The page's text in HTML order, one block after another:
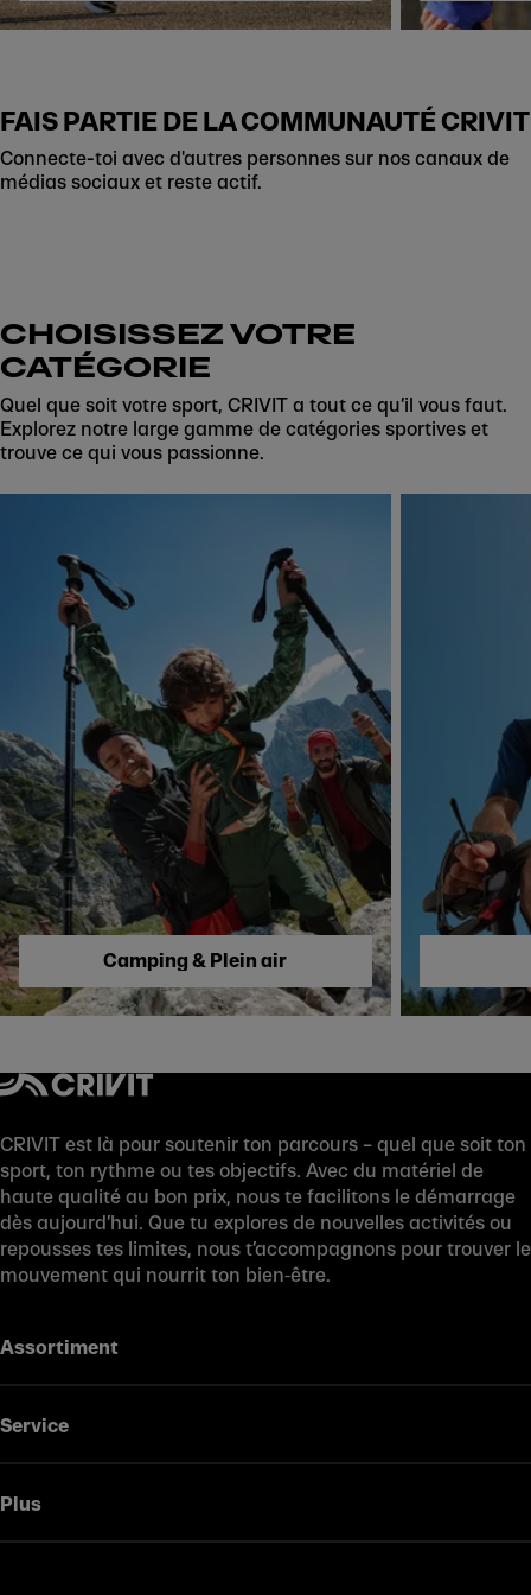
FAIS PARTIE DE LA COMMUNAUTÉ CRIVIT
Connecte-toi avec d'autres personnes sur nos canaux de
médias sociaux et reste actif.
CHOISISSEZ VOTRE
CATÉGORIE
Quel que soit votre sport, CRIVIT a tout ce qu’il vous faut.
Explorez notre large gamme de catégories sportives et
trouve ce qui vous passionne.
Skip to next section
Camping & Plein air
CRIVIT est là pour soutenir ton parcours – quel que soit ton
sport, ton rythme ou tes objectifs. Avec du matériel de
haute qualité au bon prix, nous te facilitons le démarrage
dès aujourd’hui. Que tu explores de nouvelles activités ou
repousses tes limites, nous t’accompagnons pour trouver le
mouvement qui nourrit ton bien‑être.
Assortiment
Service
Plus